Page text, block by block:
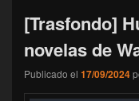
[Trasfondo]
novelas de
Publicado el 17/09/2024